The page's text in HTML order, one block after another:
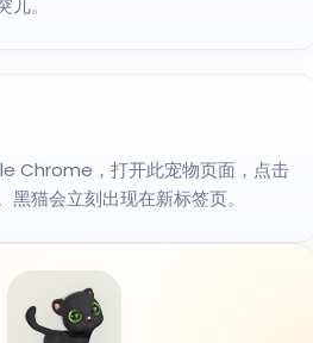
。
Chrome，打开此宠物页面，点击
黑猫会立刻出现在新标签页。